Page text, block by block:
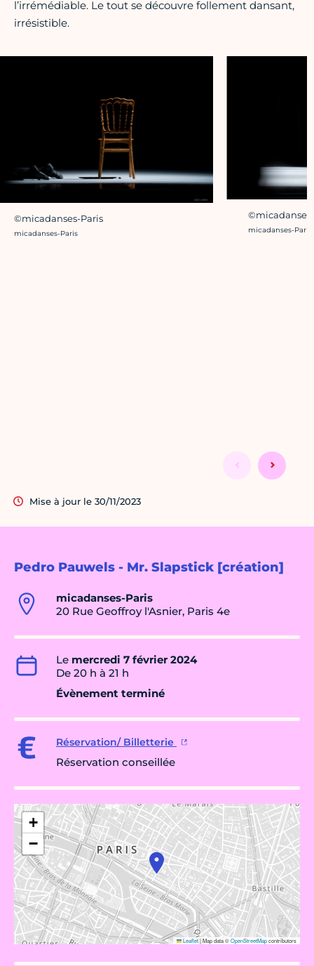
Pedro Pauwels - Mr. Slapstick [création]
micadanses-Paris
20 Rue Geoffroy l'Asnier, Paris 4e
Le mercredi 7 février 2024
De 20 h à 21 h
Évènement terminé
Réservation/ Billetterie
Réservation conseillée
+
−
Leaflet|Map data ©OpenStreetMapcontributors
l’irrémédiable. Le tout se découvre follement dansant,
irrésistible.
©micadanses-Paris
Crédit photo :
micadanses-Paris Crédit photo :
micadanses-Paris
Mise à jour le 30/11/2023